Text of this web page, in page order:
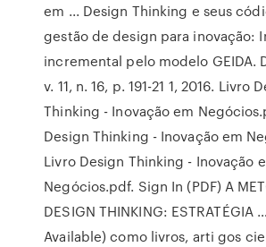
em ... Design Thinking e seus
gestão de design para inovação:
incremental pelo modelo GEIDA.
v. 11, n. 16, p. 191-21 1, 2016. Livro
Thinking - Inovação em
Design Thinking - Inovação em
Livro Design Thinking - Inovação
Negócios.pdf. Sign In (PDF) A
DESIGN THINKING: ESTRATÉGIA
Available) como livros, arti gos